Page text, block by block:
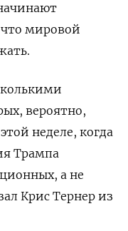
что мировой
вероятно,
неделе, когда
Трампа
а не
Крис Тернер из